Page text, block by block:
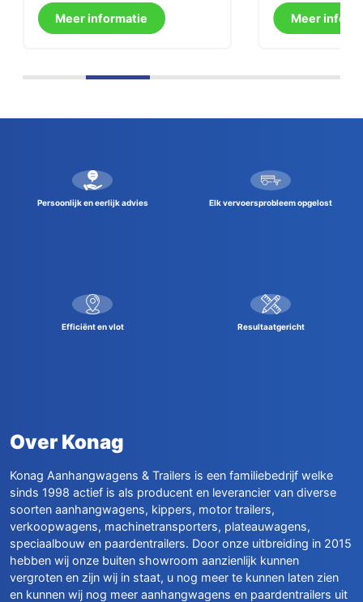
was:
1.350.
is:
1.130.
Meer informatie Meer
Persoonlijk en eerlijk advies Elk vervoersprobleem opgelost
Efficiënt en vlot Resultaatgericht
Over Konag
Konag Aanhangwagens & Trailers is een familiebedrijf welke
sinds 1998 actief is als producent en leverancier van diverse
soorten aanhangwagens, kippers, motor trailers,
verkoopwagens, machinetransporters, plateauwagens,
speciaalbouw en paardentrailers. Door onze uitbreiding in 2015
hebben wij onze buiten showroom aanzienlijk kunnen
vergroten en zijn wij in staat, u nog meer te kunnen laten zien
en kunnen wij nog meer aanhangwagens en paardentrailers uit